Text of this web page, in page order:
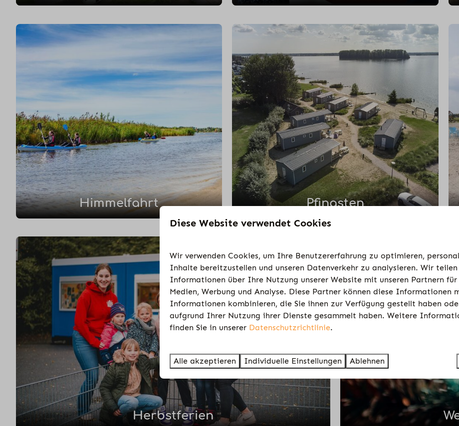
Himmelfahrt Pfingsten
Herbstferien
Diese Website verwendet Cookies
Wir verwenden Cookies, um Ihre Benutzererfahrung zu optimieren,
Inhalte bereitzustellen und unseren Datenverkehr zu analysieren. Wir teilen
Informationen über Ihre Nutzung unserer Website mit unseren Partnern
Medien, Werbung und Analyse. Diese Partner können diese Informationen
Informationen kombinieren, die Sie ihnen zur Verfügung gestellt haben
aufgrund Ihrer Nutzung ihrer Dienste gesammelt haben. Weitere
finden Sie in unserer Datenschutzrichtlinie.
Alle akzeptieren Individuelle Einstellungen Ablehnen